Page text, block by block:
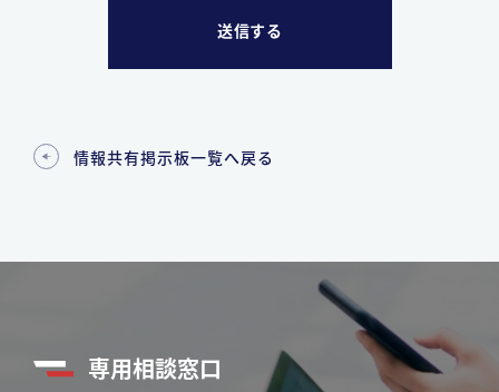
情報共有掲示板一覧へ戻る
専用相談窓口